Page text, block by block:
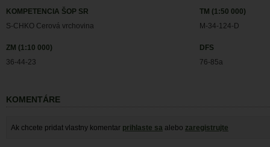
KOMPETENCIA ŠOP SR
S-CHKO Cerová vrchovina
TM (1:50 000)
M-34-124-D
ZM (1:10 000)
36-44-23
DFS
76-85a
KOMENTÁRE
Ak chcete pridat vlastny komentar prihlaste sa alebo zaregistrujte